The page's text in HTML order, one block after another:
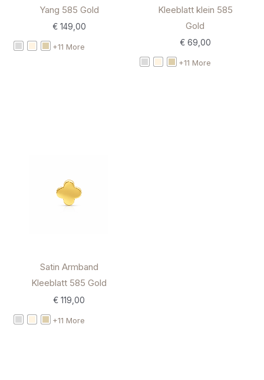
Yang 585 Gold
€149,00
+11 More
Kleeblatt klein 585
Gold
€69,00
+11 More
Satin Armband
Kleeblatt 585 Gold
€ 119,00
+11 More